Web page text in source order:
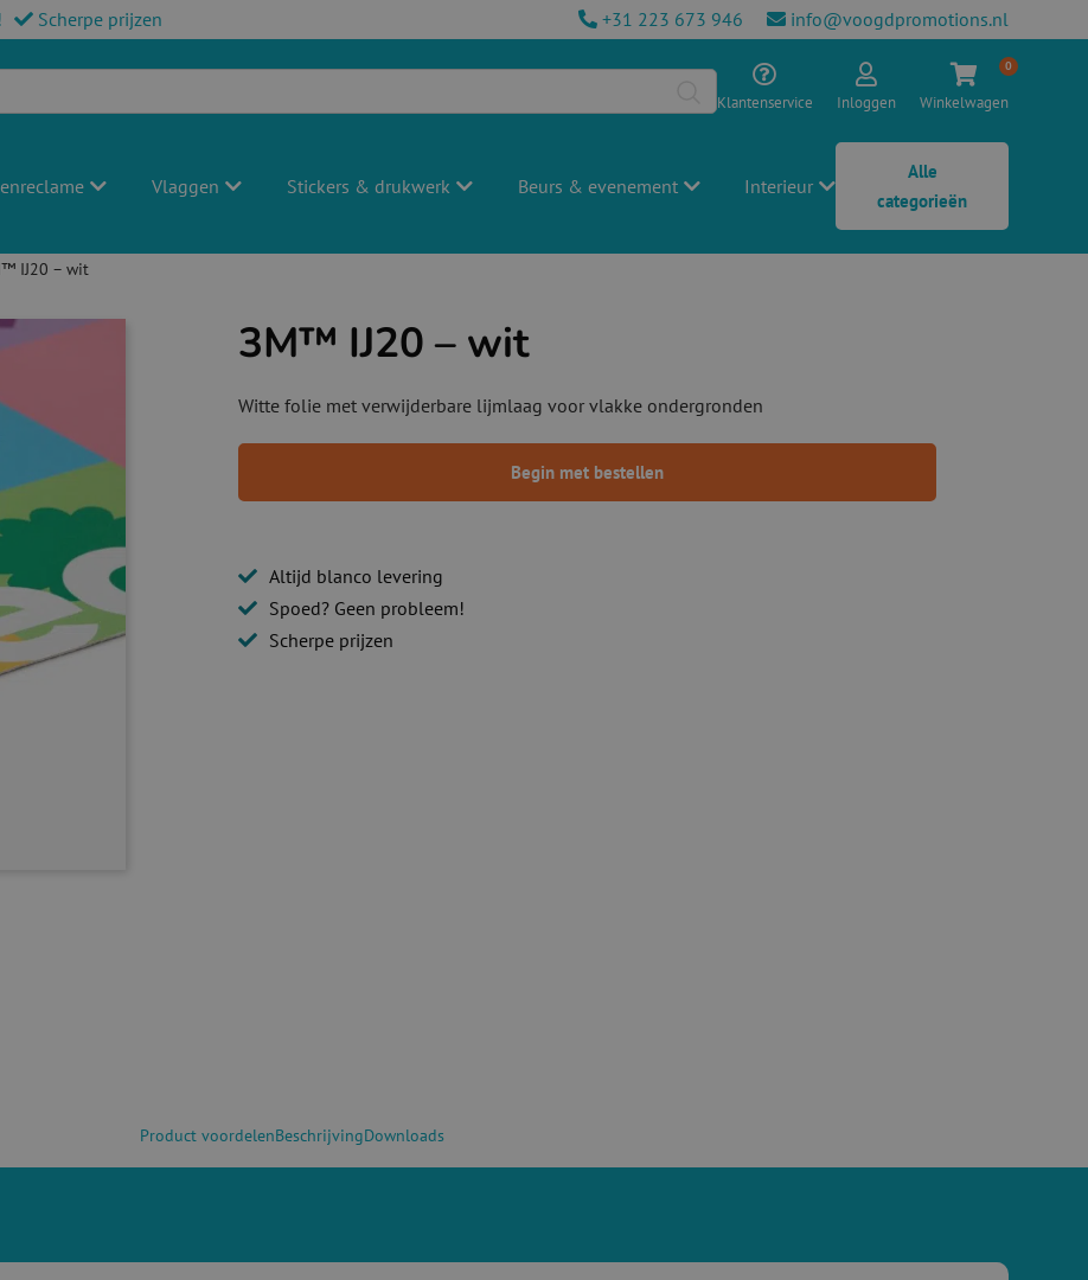
Scherpe prijzen +31 223 673 946 info@voogdpromotions.nl
Klantenservice Inloggen Winkelwagen
0
Vlaggen Stickers & drukwerk Beurs & evenement Interieur
Alle
categorieën
IJ20 – wit
3M™ IJ20 – wit
Witte folie met verwijderbare lijmlaag voor vlakke ondergronden
Begin met bestellen
Altijd blanco levering
Spoed? Geen probleem!
Scherpe prijzen
Product voordelenBeschrijvingDownloads